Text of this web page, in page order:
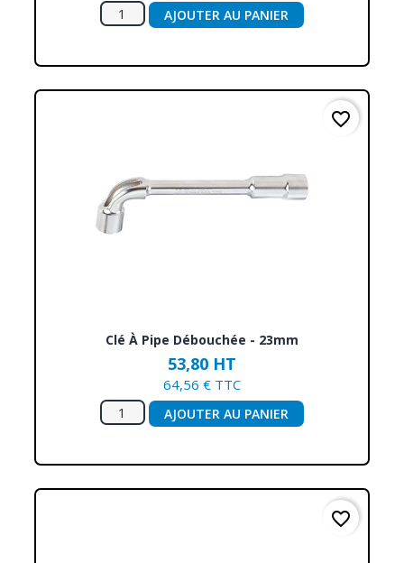
AJOUTER AU PANIER
Clé À Pipe Débouchée - 23mm
53,80 HT
64,56 € TTC
AJOUTER AU PANIER
favorite_border
favorite_border